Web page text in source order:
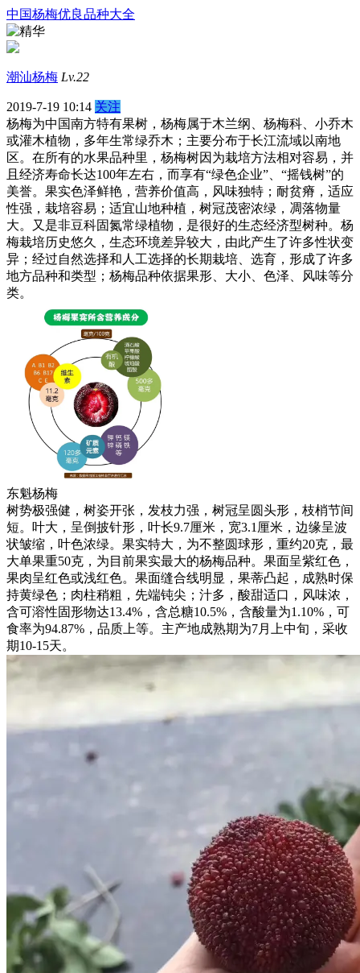
中国杨梅优良品种大全
潮汕杨梅 Lv.22
2019-7-19 10:14 关注
杨梅为中国南方特有果树，杨梅属于木兰纲、杨梅科、小乔木
或灌木植物，多年生常绿乔木；主要分布于长江流域以南地
区。在所有的水果品种里，杨梅树因为栽培方法相对容易，并
且经济寿命长达100年左右，而享有“绿色企业”、“摇钱树”的
美誉。果实色泽鲜艳，营养价值高，风味独特；耐贫瘠，适应
性强，栽培容易；适宜山地种植，树冠茂密浓绿，凋落物量
大。又是非豆科固氮常绿植物，是很好的生态经济型树种。杨
梅栽培历史悠久，生态环境差异较大，由此产生了许多性状变
异；经过自然选择和人工选择的长期栽培、选育，形成了许多
地方品种和类型；杨梅品种依据果形、大小、色泽、风味等分
类。
东魁杨梅
树势极强健，树姿开张，发枝力强，树冠呈圆头形，枝梢节间
短。叶大，呈倒披针形，叶长9.7厘米，宽3.1厘米，边缘呈波
状皱缩，叶色浓绿。果实特大，为不整圆球形，重约20克，最
大单果重50克，为目前果实最大的杨梅品种。果面呈紫红色，
果肉呈红色或浅红色。果面缝合线明显，果蒂凸起，成熟时保
持黄绿色；肉柱稍粗，先端钝尖；汁多，酸甜适口，风味浓，
含可溶性固形物达13.4%，含总糖10.5%，含酸量为1.10%，可
食率为94.87%，品质上等。主产地成熟期为7月上中旬，采收
期10-15天。